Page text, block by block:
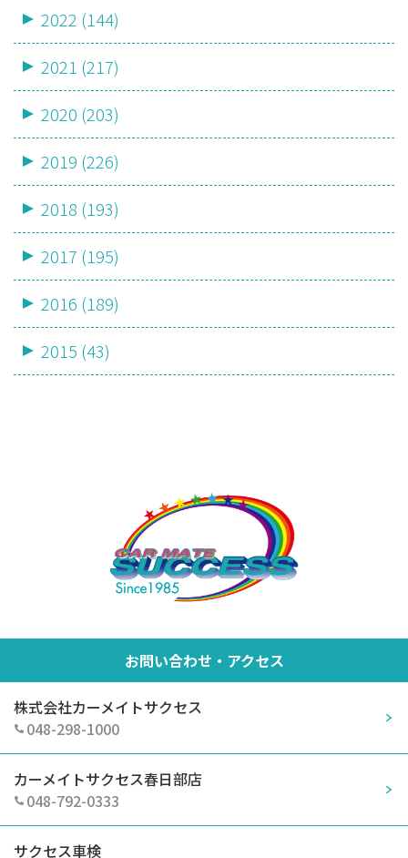
2022 (144)
2021 (217)
2020 (203)
2019 (226)
2018 (193)
2017 (195)
2016 (189)
2015 (43)
お問い合わせ・アクセス
株式会社カーメイトサクセス
048-298-1000
カーメイトサクセス春日部店
048-792-0333
サクセス車検